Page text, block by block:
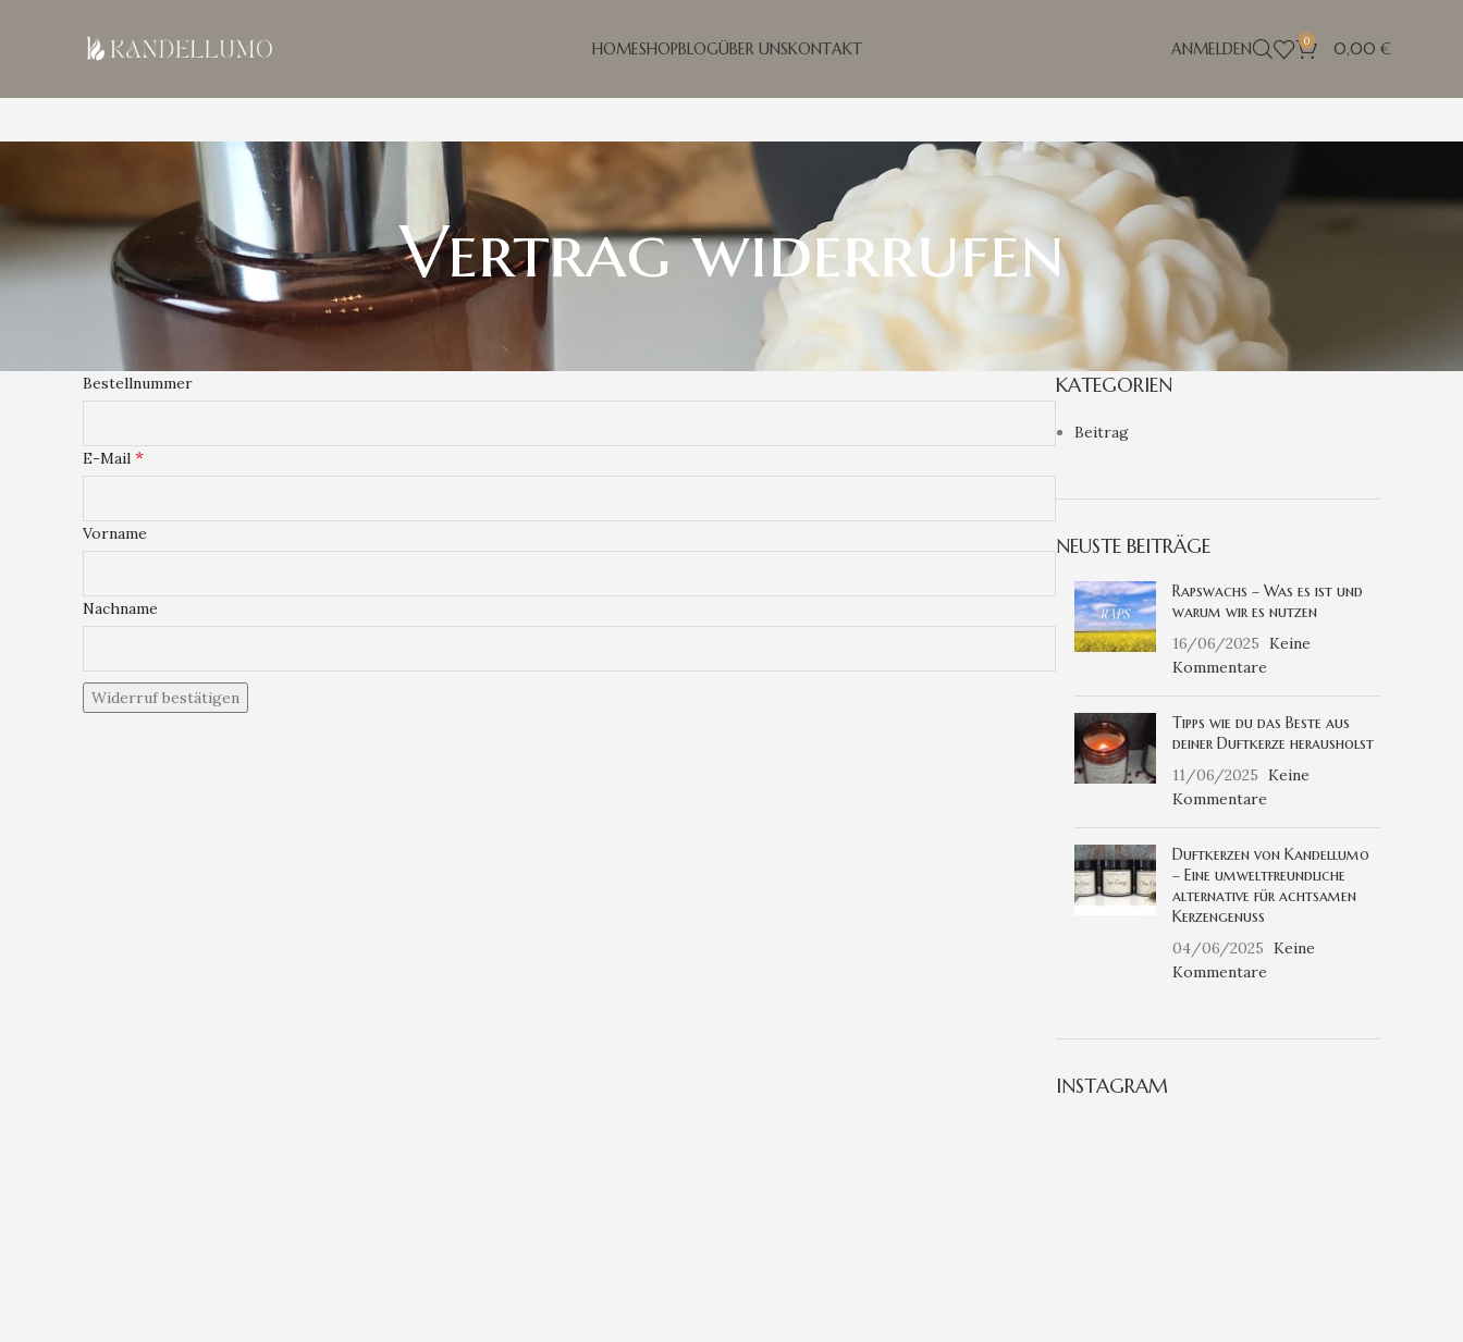
HOMESHOPBLOGÜBER UNSKONTAKT ANMELDEN 0 0,00 €
Vertrag widerrufen
Bestellnummer
E-Mail *
E-
Mail
Vorname
Nachname
Widerruf bestätigen
KATEGORIEN
Beitrag
NEUSTE BEITRÄGE
Rapswachs – Was es ist und
warum wir es nutzen
16/06/2025 Keine
Kommentare
Tipps wie du das Beste aus
deiner Duftkerze herausholst
11/06/2025 Keine
Kommentare
Duftkerzen von Kandellumo
– Eine umweltfreundliche
alternative für achtsamen
Kerzengenuss
04/06/2025 Keine
Kommentare
INSTAGRAM